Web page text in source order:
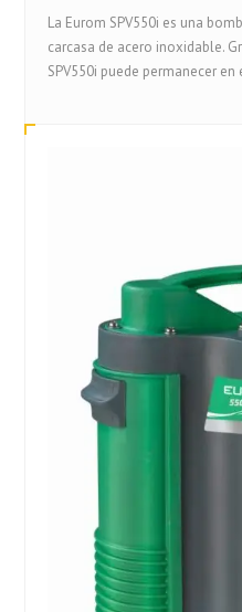
La Eurom SPV550i es una
carcasa de acero inoxidable.
SPV550i puede permanecer